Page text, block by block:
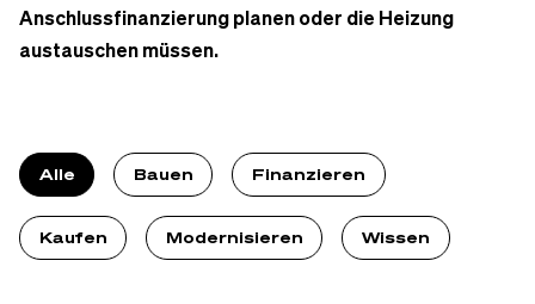
Gasheizung oder
Wärmepumpe? Welche
Heizung sich jetzt noch lohnt
Anschlussfinanzierung planen oder die Heizung
austauschen müssen.
Alle Bauen Finanzieren
Kaufen Modernisieren Wissen